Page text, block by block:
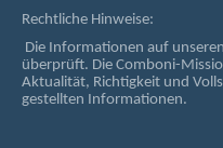
Rechtliche Hinweise:
Die Informationen auf
überprüft. Die Comboni-
Aktualität, Richtigkeit und
gestellten Informationen.